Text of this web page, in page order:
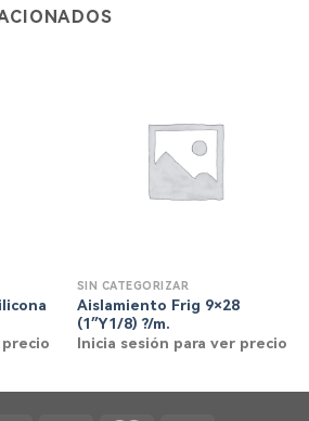
SIN CATEGORIZAR
Aislamiento Frig 9×28
(1″Y1/8) ?/m.
Inicia sesión para ver precio